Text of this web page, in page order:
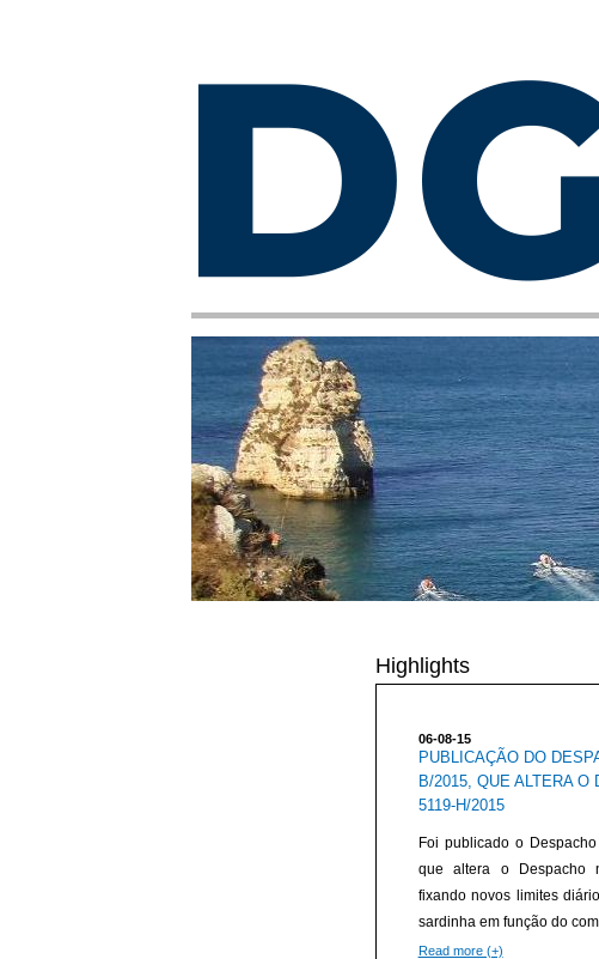
Highlights
06-08-15
PUBLICAÇÃO DO
B/2015, QUE ALTERA O
5119-H/2015
Foi publicado o
que altera o Despacho
fixando novos limites
sardinha em função do
Read more (+)